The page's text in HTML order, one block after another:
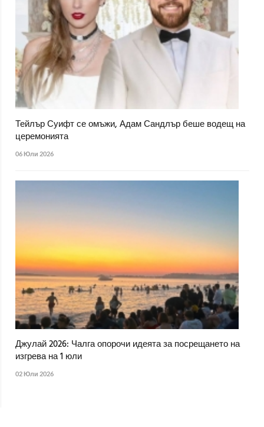
Тейлър Суифт се омъжи, Адам Сандлър беше водещ на
церемонията
06 Юли 2026
Джулай 2026: Чалга опорочи идеята за посрещането на
изгрева на 1 юли
02 Юли 2026